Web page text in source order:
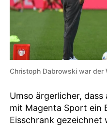
Christoph Dabrowski war der
Umso ärgerlicher,
mit Magenta Sport ein
Eisschrank gezeichnet